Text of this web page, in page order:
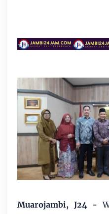
Muarojambi, J24 -